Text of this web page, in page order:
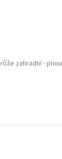
růže zahradní -